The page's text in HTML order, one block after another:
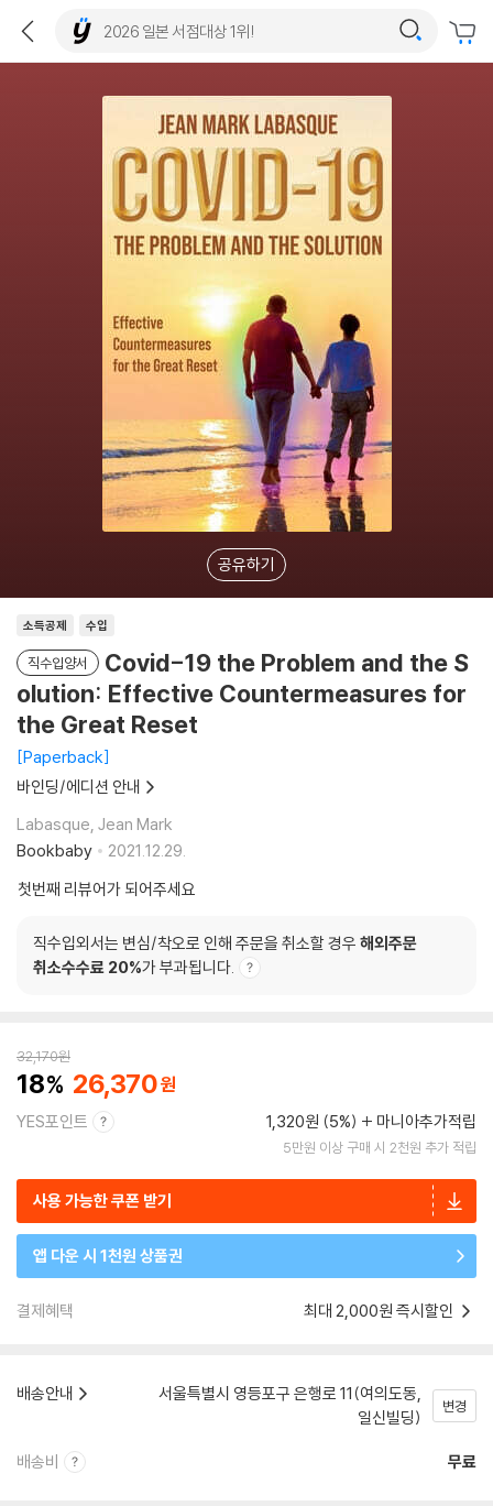
공유하기
소득공제 수입
직수입양서
Covid-19 the Problem and the S
olution: Effective Countermeasures for
the Great Reset
Paperback
바인딩/에디션 안내
Labasque, Jean Mark
Bookbaby
2021.12.29.
첫번째 리뷰어가 되어주세요
직수입외서는 변심/착오로 인해 주문을 취소할 경우 해외주문
취소수수료 20%가 부과됩니다.
32,170원
18 26,370
YES포인트 1,320원 (5%) 마니아추가적립
5만원 이상 구매 시 2천원 추가 적립
사용 가능한 쿠폰 받기
앱 다운 시 1천원 상품권
결제혜택 최대 2,000원 즉시할인
배송안내
서울특별시 영등포구 은행로 11(여의도동,
일신빌딩)
변경
배송비 무료